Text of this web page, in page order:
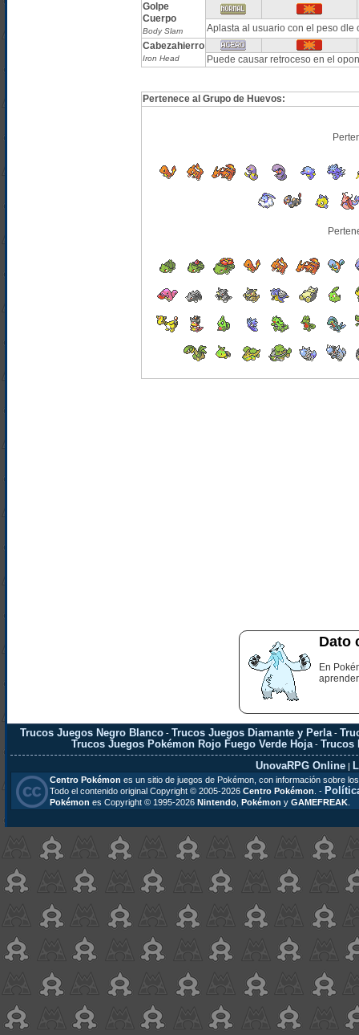
Golpe
Cuerpo
Body Slam
Aplasta al usuario con el peso
Cabezahierro
Iron Head Puede causar retroceso en el
Pertenece al Grupo de Huevos:
Dato
En
Trucos Juegos Negro Blanco -Trucos Juegos Diamante y Perla -
Trucos Juegos Pokémon Rojo Fuego Verde Hoja -Trucos
UnovaRPG Online |
Centro Pokémon es un sitio de juegos de Pokémon, con información sobre
Todo el contenido original Copyright © 2005-2026 Centro Pokémon . -
Pokémon es Copyright © 1995-2026 Nintendo, Pokémon y GAMEFREAK.